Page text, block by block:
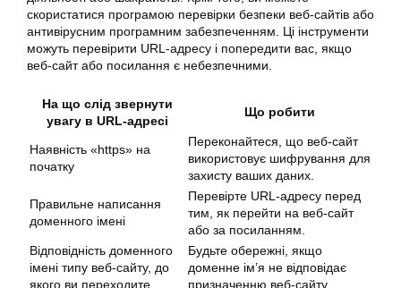
скористатися програмою перевірки безпеки веб-сайтів або
антивірусним програмним забезпеченням. Ці інструменти
можуть перевірити URL-адресу і попередити вас, якщо
веб-сайт або посилання є небезпечними.
На що слід звернути
увагу в URL-адресі
Що робити
Наявність «https» на
початку
Переконайтеся, що веб-сайт
використовує шифрування для
захисту ваших даних.
Правильне написання
доменного імені
Перевірте URL-адресу перед
тим, як перейти на веб-сайт
або за посиланням.
Відповідність доменного
імені типу веб-сайту, до
якого ви переходите
Будьте обережні, якщо
доменне ім’я не відповідає
призначенню веб-сайту.